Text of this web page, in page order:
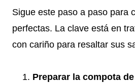
Sigue este paso a paso para
perfectas. La clave está en
con cariño para resaltar sus
Preparar la compota